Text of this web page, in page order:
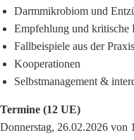
Darmmikrobiom und
Empfehlung und kritische
Fallbeispiele aus der Praxis
Kooperationen
Selbstmanagement &
Termine (12 UE)
Donnerstag, 26.02.2026 von